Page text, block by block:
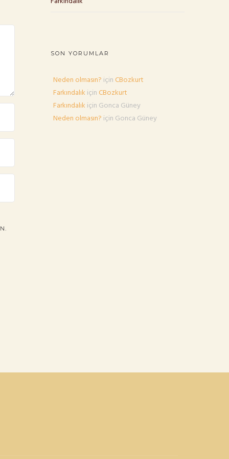
SON YORUMLAR
Neden olmasın? için CBozkurt
Farkındalık için CBozkurt
Farkındalık için Gonca Güney
Neden olmasın? için Gonca Güney